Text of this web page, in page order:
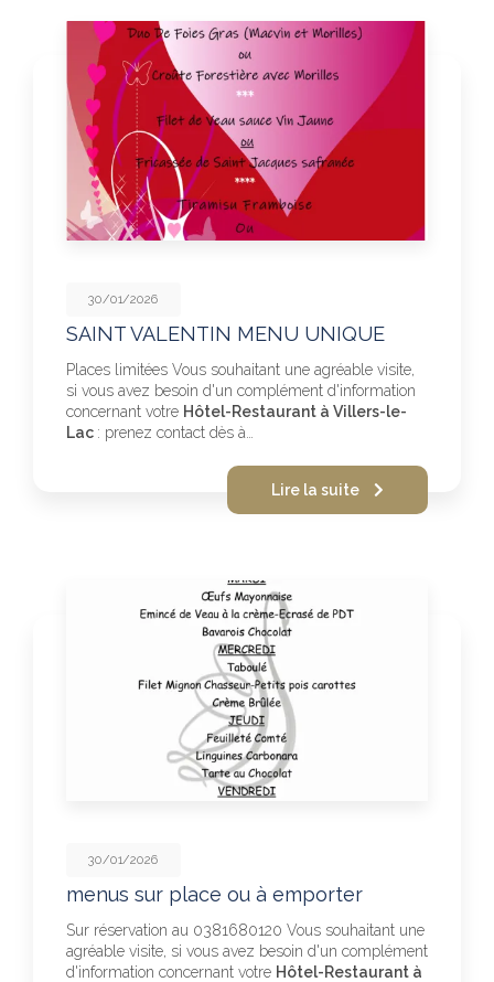
30/01/2026
SAINT VALENTIN MENU UNIQUE
Places limitées Vous souhaitant une agréable visite,
si vous avez besoin d'un complément d'information
concernant votre Hôtel-Restaurant à Villers-le-
Lac : prenez contact dès à…
Lire la suite
30/01/2026
menus sur place ou à emporter
Sur réservation au 0381680120 Vous souhaitant une
agréable visite, si vous avez besoin d'un complément
d'information concernant votre Hôtel-Restaurant à